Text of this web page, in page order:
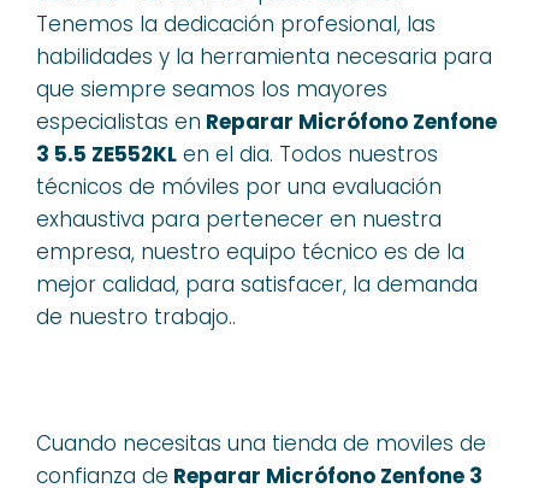
Tenemos la dedicación profesional, las
habilidades y la herramienta necesaria para
que siempre seamos los mayores
especialistas en Reparar Micrófono Zenfone
3 5.5 ZE552KL en el dia. Todos nuestros
técnicos de móviles por una evaluación
exhaustiva para pertenecer en nuestra
empresa, nuestro equipo técnico es de la
mejor calidad, para satisfacer, la demanda
de nuestro trabajo..
Cuando necesitas una tienda de moviles de
confianza de Reparar Micrófono Zenfone 3